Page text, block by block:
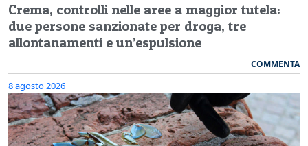
Crema, controlli nelle aree a maggior tutela:
due persone sanzionate per droga, tre
allontanamenti e un’espulsione
COMMENTA
8 agosto 2026